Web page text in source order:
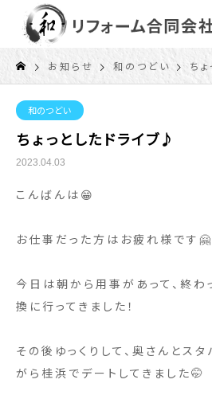
お知らせ 和のつどい ち
和のつどい
ちょっとしたドライブ♪
2023.04.03
こんばんは😁
お仕事だった方はお疲れ様です🤗
今日は朝から用事があって、終わ
換に行ってきました！
その後ゆっくりして、奥さんとス
がら桂浜でデートしてきました🤭